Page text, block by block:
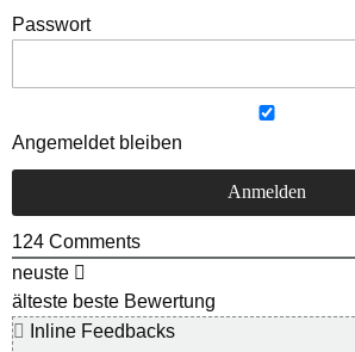
Passwort
Angemeldet bleiben
124 Comments
neuste
älteste beste Bewertung
Inline Feedbacks